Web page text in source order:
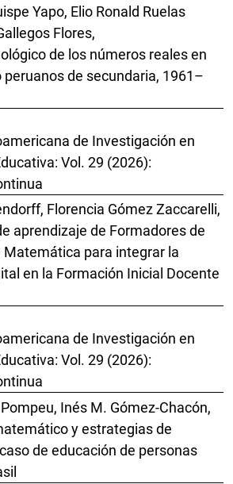
Yapo, Elio Ronald Ruelas
Flores,
de los números reales en
peruanos de secundaria, 1961–
de Investigación en
Vol. 29 (2026):
Florencia Gómez Zaccarelli,
aprendizaje de Formadores de
Matemática para integrar la
en la Formación Inicial Docente
de Investigación en
Vol. 29 (2026):
Inés M. Gómez-Chacón,
y estrategias de
de educación de personas